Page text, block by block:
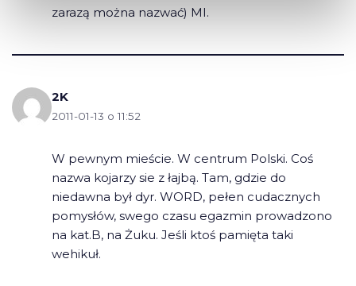
zarazą można nazwać) MI.
2K
2011-01-13 o 11:52
W pewnym mieście. W centrum Polski. Coś
nazwa kojarzy sie z łajbą. Tam, gdzie do
niedawna był dyr. WORD, pełen cudacznych
pomysłów, swego czasu egazmin prowadzono
na kat.B, na Żuku. Jeśli ktoś pamięta taki
wehikuł.